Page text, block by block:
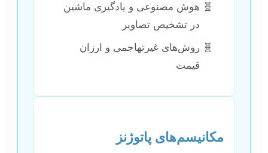
هوش مصنوعی و یادگیری ماشین
در تشخیص تصاویر
روش‌های غیرتهاجمی و ارزان
مکانیسم‌های پاتوژنز